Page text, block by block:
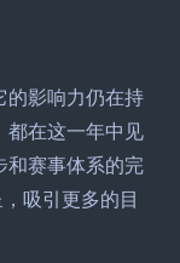
的影响力仍在持
都在这一年中见
和赛事体系的完
吸引更多的目